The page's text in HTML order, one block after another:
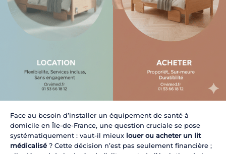
Face au besoin d’installer un équipement de santé à
domicile en Île-de-France, une question cruciale se pose
systématiquement : vaut-il mieux louer ou acheter un lit
médicalisé? Cette décision n’est pas seulement financière ;